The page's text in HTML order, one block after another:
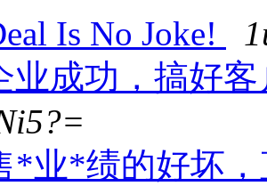
Is No Joke!
业成功，搞好
*业*绩的好坏